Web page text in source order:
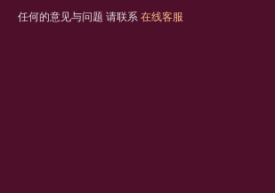
任何的意见与问题 请联系 在线客服